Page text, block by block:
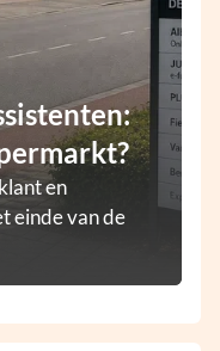
en
einde van de